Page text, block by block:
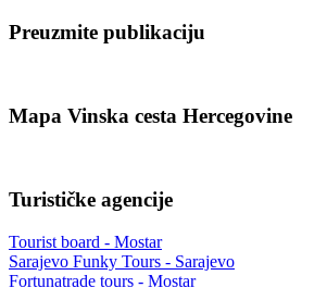
Preuzmite publikaciju
Mapa Vinska cesta Hercegovine
Turističke agencije
Tourist board - Mostar
Sarajevo Funky Tours - Sarajevo
Fortunatrade tours - Mostar